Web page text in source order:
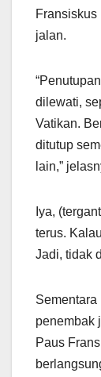
jalan.
dilewati,
Vatikan.
ditutup
lain,”
Iya,
terus.
Jadi, tidak
Sementara
penembak
Paus